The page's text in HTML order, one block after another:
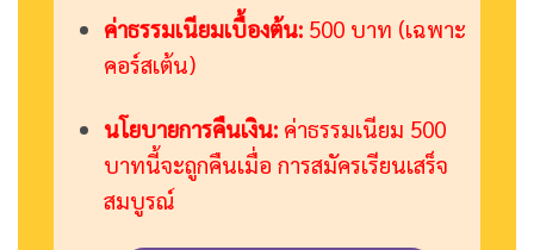
ค่าธรรมเนียมเบื้องต้น:500 บาท (เฉพาะ
คอร์สเต้น)
นโยบายการคืนเงิน:ค่าธรรมเนียม 500
บาทนี้จะถูกคืนเมื่อ การสมัครเรียนเสร็จ
สมบูรณ์